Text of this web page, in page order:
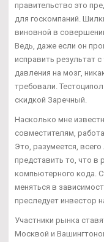
правительство это
для госкомпаний.
виновной в
Ведь, даже если он
исправить результат
давления на мозг,
требовали.
скидкой Заречный.
Насколько мне
совместителям,
Это, разумеется,
представить то, что в
компьютерного кода.
меняться в
преследует инвестор
Участники рынка
Москвой и